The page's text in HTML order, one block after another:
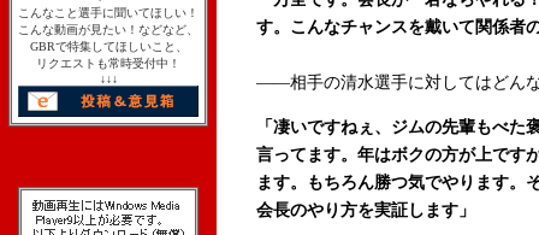
こんなこと選手に聞いてほしい！
こんな動画が見たい！などなど、
GBRで特集してほしいこと、
リクエストも常時受付中！
↓↓↓
す。こんなチャンスを戴いて関係者
――相手の清水選手に対してはどん
「凄いですねぇ、ジムの先輩もべ
言ってます。年はボクの方が上です
ます。もちろん勝つ気でやります。
会長のやり方を実証します」